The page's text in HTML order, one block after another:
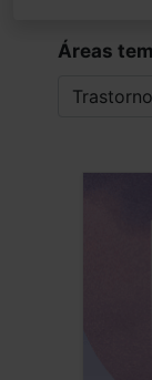
Áreas